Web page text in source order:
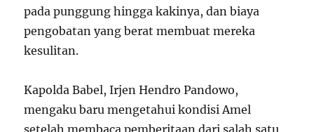
pada punggung hingga kakinya, dan biaya
pengobatan yang berat membuat mereka
kesulitan.
Kapolda Babel, Irjen Hendro Pandowo,
mengaku baru mengetahui kondisi Amel